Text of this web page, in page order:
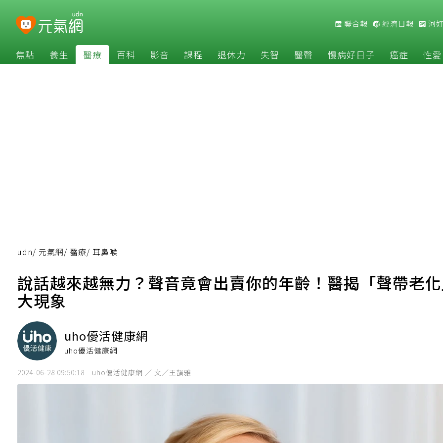
聯合報 經濟日報 河
焦點 養生 醫療 百科 影音 課程 退休力 失智 醫聲 慢病好日子 癌症 性愛
udn/ 元氣網/ 醫療/ 耳鼻喉
說話越來越無力？聲音竟會出賣你的年齡！醫揭「聲帶老
大現象
uho優活健康網
uho優活健康網
2024-06-28 09:50:18 uho優活健康網 ／ 文／王韻雅